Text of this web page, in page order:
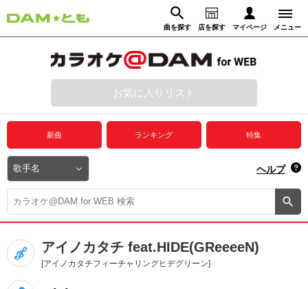
曲を探す 店を探す マイページ メニュー
動画からさがす 録音からさがす
ログイン
プレミアムサービス
DAM★とも動画
DAM★とも録音
カラオケ＠DAM
ユーザー検索
お気に入りリスト
新曲 ランキング 特集
ヘルプ
アイノカタチ feat.HIDE(GReeeeN)
[アイノカタチフィーチャリングヒデグリーン]